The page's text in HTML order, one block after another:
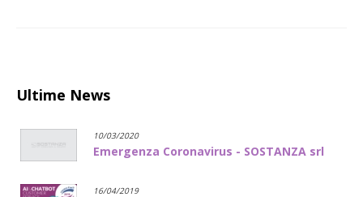
Ultime News
10/03/2020
Emergenza Coronavirus - SOSTANZA srl
16/04/2019